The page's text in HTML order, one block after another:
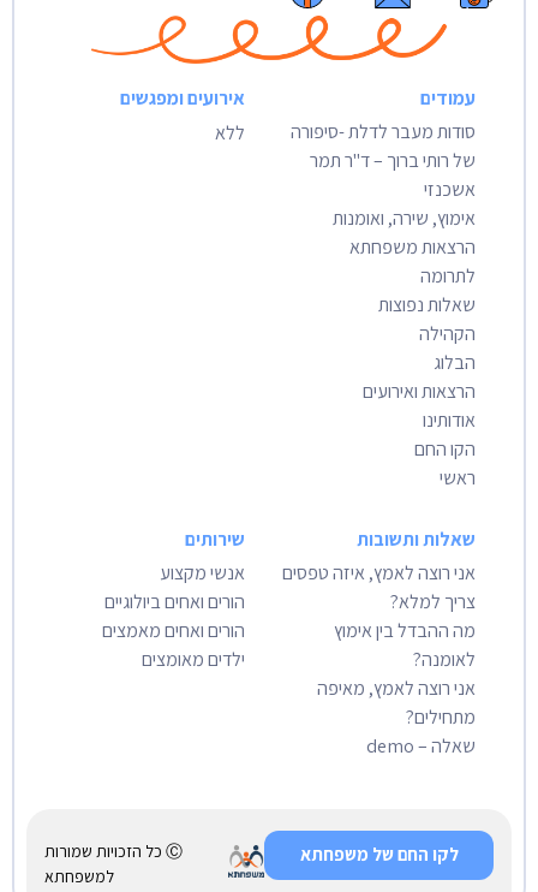
עמודים
סודות מעבר לדלת -סיפורה
של רותי ברוך – ד"ר תמר
אשכנזי
אימוץ, שירה, ואומנות
הרצאות משפחתא
לתרומה
שאלות נפוצות
הקהילה
הבלוג
הרצאות ואירועים
אודותינו
הקו החם
ראשי
אירועים ומפגשים
ללא
שאלות ותשובות
אני רוצה לאמץ, איזה טפסים
צריך למלא?
מה ההבדל בין אימוץ
לאומנה?
אני רוצה לאמץ, מאיפה
מתחילים?
שאלה – demo
שירותים
אנשי מקצוע
הורים ואחים ביולוגיים
הורים ואחים מאמצים
ילדים מאומצים
Ⓒ כל הזכויות שמורות
למשפחתא
לקו החם של משפחתא